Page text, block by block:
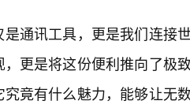
通讯工具，更是我们连接
更是将这份便利推向了极
竟有什么魅力，能够让无